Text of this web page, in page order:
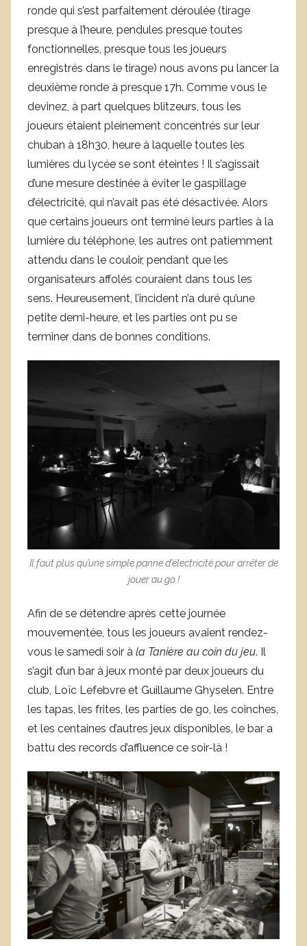
ronde qui s’est parfaitement déroulée (tirage
presque à l’heure, pendules presque toutes
fonctionnelles, presque tous les joueurs
enregistrés dans le tirage) nous avons pu lancer la
deuxième ronde à presque 17h. Comme vous le
devinez, à part quelques blitzeurs, tous les
joueurs étaient pleinement concentrés sur leur
chuban à 18h30, heure à laquelle toutes les
lumières du lycée se sont éteintes ! Il s’agissait
d’une mesure destinée à éviter le gaspillage
d’électricité, qui n’avait pas été désactivée. Alors
que certains joueurs ont terminé leurs parties à la
lumière du téléphone, les autres ont patiemment
attendu dans le couloir, pendant que les
organisateurs affolés couraient dans tous les
sens. Heureusement, l’incident n’a duré qu’une
petite demi-heure, et les parties ont pu se
terminer dans de bonnes conditions.
Il faut plus qu’une simple panne d’électricité pour arrêter de
jouer au go !
Afin de se détendre après cette journée
mouvementée, tous les joueurs avaient rendez-
vous le samedi soir à la Tanière au coin du jeu. Il
s’agit d’un bar à jeux monté par deux joueurs du
club, Loïc Lefebvre et Guillaume Ghyselen. Entre
les tapas, les frites, les parties de go, les coinches,
et les centaines d’autres jeux disponibles, le bar a
battu des records d’affluence ce soir-là !